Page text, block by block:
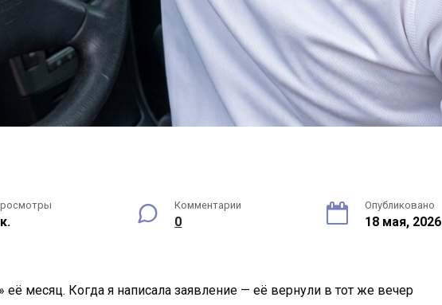
Комментарии
0
Опубликовано
18 мая, 2026
месяц. Когда я написала заявление — её вернули в тот же вечер